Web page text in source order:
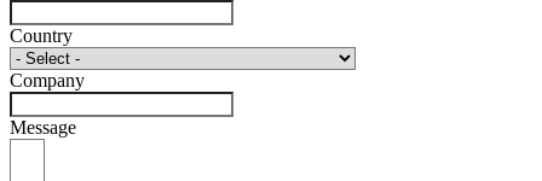
Country
Company
Message